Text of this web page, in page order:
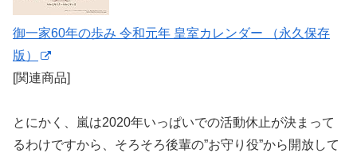
御一家60年の歩み 令和元年 皇室カレンダー （永久保存
版）
[関連商品]
とにかく、嵐は2020年いっぱいでの活動休止が決まって
るわけですから、そろそろ後輩の”お守り役”から開放して